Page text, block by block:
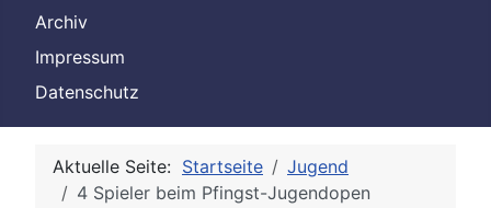
Archiv
Impressum
Datenschutz
Aktuelle Seite: Startseite
Jugend
4 Spieler beim Pfingst-Jugendopen